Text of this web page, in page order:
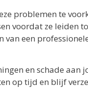
problemen te
voordat ze leiden
een
en schade aan
op tijd en blijf